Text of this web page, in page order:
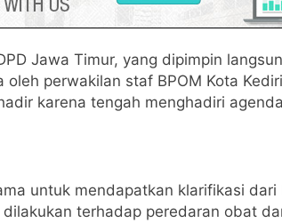
Jawa Timur, yang dipimpin
perwakilan staf BPOM Kota
karena tengah menghadiri
untuk mendapatkan klarifikasi dari
terhadap peredaran obat